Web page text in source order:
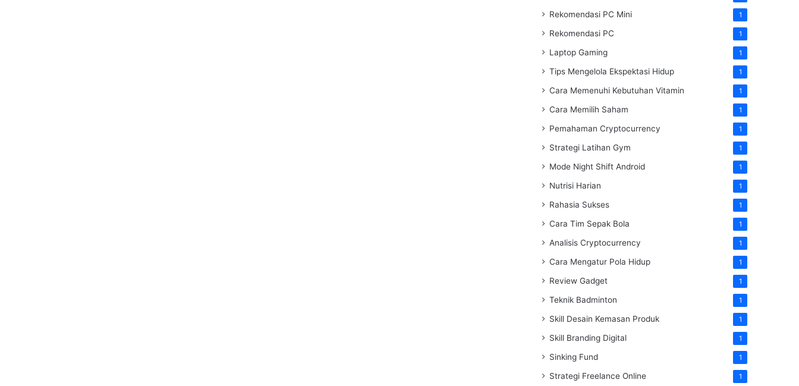
Rekomendasi PC Mini 1
Rekomendasi PC 1
Laptop Gaming 1
Tips Mengelola Ekspektasi Hidup 1
Cara Memenuhi Kebutuhan Vitamin 1
Cara Memilih Saham 1
Pemahaman Cryptocurrency 1
Strategi Latihan Gym 1
Mode Night Shift Android 1
Nutrisi Harian 1
Rahasia Sukses 1
Cara Tim Sepak Bola 1
Analisis Cryptocurrency 1
Cara Mengatur Pola Hidup 1
Review Gadget 1
Teknik Badminton 1
Skill Desain Kemasan Produk 1
Skill Branding Digital 1
Sinking Fund 1
Strategi Freelance Online 1